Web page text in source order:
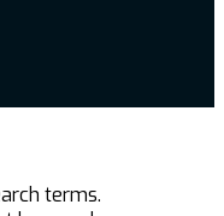
terms.